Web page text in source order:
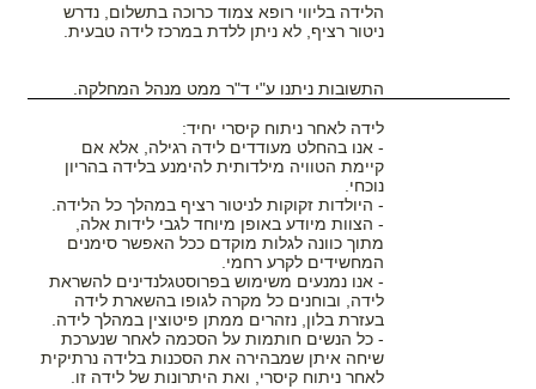
הלידה בליווי רופא צמוד כרוכה בתשלום, נדרש
ניטור רציף, לא ניתן ללדת במרכז לידה טבעית.
התשובות ניתנו ע"י ד"ר ממט מנהל המחלקה.
לידה לאחר ניתוח קיסרי יחיד:
- אנו בהחלט מעודדים לידה רגילה, אלא אם
קיימת הטוויה מילדותית להימנע בלידה בהריון
נוכחי.
- היולדות זקוקות לניטור רציף במהלך כל הלידה.
- הצוות מיודע באופן מיוחד לגבי לידות אלה,
מתוך כוונה לגלות מוקדם ככל האפשר סימנים
המחשידים לקרע רחמי.
- אנו נמנעים משימוש בפרוסטגלנדינים להשראת
לידה, ובוחנים כל מקרה לגופו בהשארת לידה
בעזרת בלון, נזהרים ממתן פיטוצין במהלך לידה.
- כל הנשים חותמות על הסכמה לאחר שנערכת
שיחה איתן שמבהירה את הסכנות בלידה נרתיקית
לאחר ניתוח קיסרי, ואת היתרונות של לידה זו.